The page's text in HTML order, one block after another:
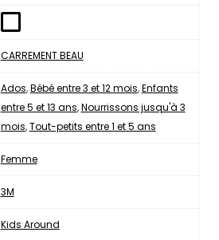
CARREMENT BEAU
Ados,Bébé entre 3 et 12 mois,Enfants
entre 5 et 13 ans,Nourrissons jusqu'à 3
mois,Tout-petits entre 1 et 5 ans
Femme
3M
Kids Around